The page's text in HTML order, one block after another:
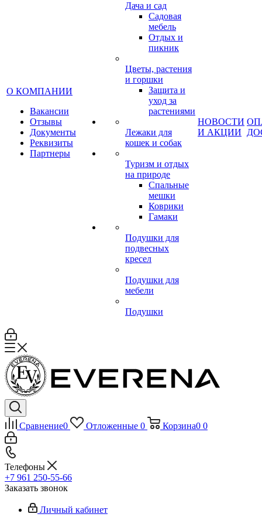
О КОМПАНИИ
Вакансии
Отзывы
Документы
Реквизиты
Партнеры
Дача и сад
Садовая
мебель
Отдых и
пикник
Цветы, растения
и горшки
Защита и
уход за
растениями
Лежаки для
кошек и собак
Туризм и отдых
на природе
Спальные
мешки
Коврики
Гамаки
Подушки для
подвесных
кресел
Подушки для
мебели
Подушки
НОВОСТИ
И АКЦИИ
Сравнение0 Отложенные 0 Корзина0 0
Телефоны
+7 961 250-55-66
Заказать звонок
Личный кабинет